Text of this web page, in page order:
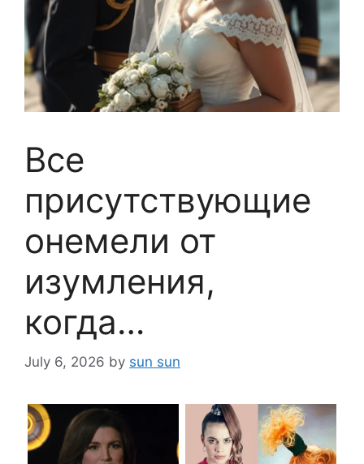
Все
присутствующие
онемели от
изумления,
когда…
July 6, 2026 by sun sun